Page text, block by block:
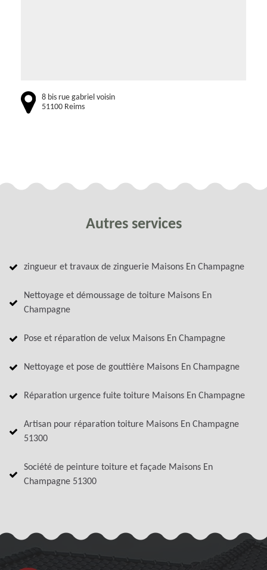
8 bis rue gabriel voisin
51100 Reims
Autres services
zingueur et travaux de zinguerie Maisons En Champagne
Nettoyage et démoussage de toiture Maisons En
Champagne
Pose et réparation de velux Maisons En Champagne
Nettoyage et pose de gouttière Maisons En Champagne
Réparation urgence fuite toiture Maisons En Champagne
Artisan pour réparation toiture Maisons En Champagne
51300
Société de peinture toiture et façade Maisons En
Champagne 51300